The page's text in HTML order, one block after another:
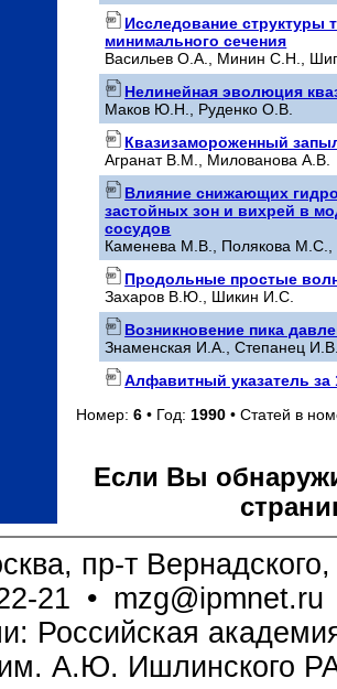
Исследование структуры
минимального сечения
Васильев О.А., Минин С.Н.,
Нелинейная эволюция
Маков Ю.Н., Руденко О.В.
Квазизамороженный
Агранат B.М., Милованова А.В.
Влияние снижающих
застойных зон и вихрей в
сосудов
Каменева М.В., Полякова М.С.,
Продольные простые
Захаров В.Ю., Шикин И.С.
Возникновение пика
Знаменская И.А., Степанец
Алфавитный указатель за
Номер:6 • Год: 1990 • Статей в
Если Вы
пр-т
21 • mzg@ipmnet.ru
Российская
А.Ю. Ишлинского